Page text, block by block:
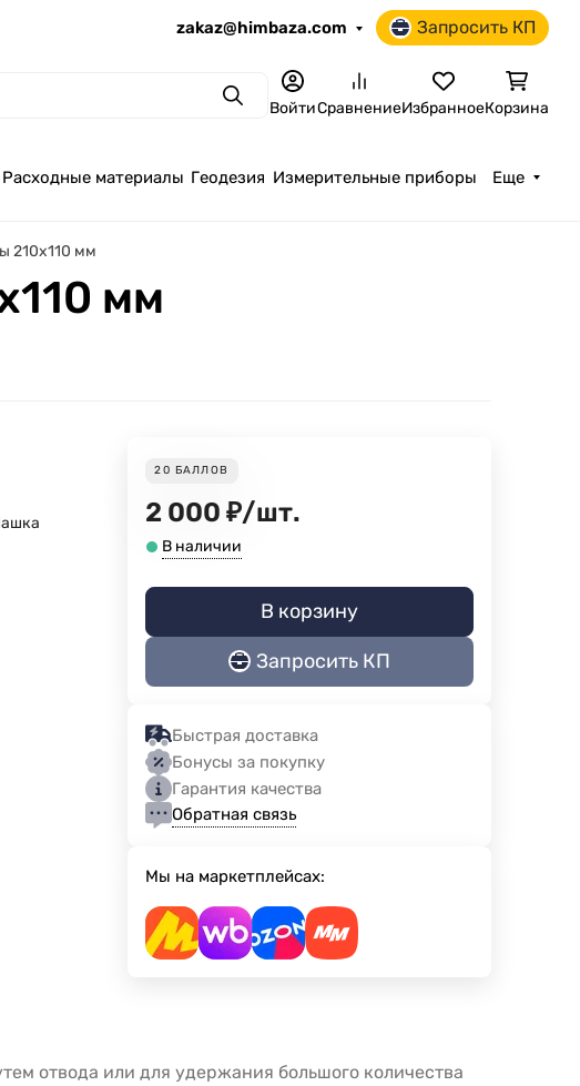
zakaz@himbaza.com Запросить КП
ПоискВойтиСравнениеИзбранноеКорзина
Расходные материалы Геодезия Измерительные приборы Еще
210x110 мм
мм
20 БАЛЛОВ
2 000 ₽/шт.
В наличии
В корзину
Запросить КП
Быстрая доставка
Бонусы за покупку
Гарантия качества
Обратная связь
Мы на маркетплейсах:
отвода или для удержания большого количества